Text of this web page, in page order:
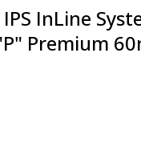
InLine
Premium